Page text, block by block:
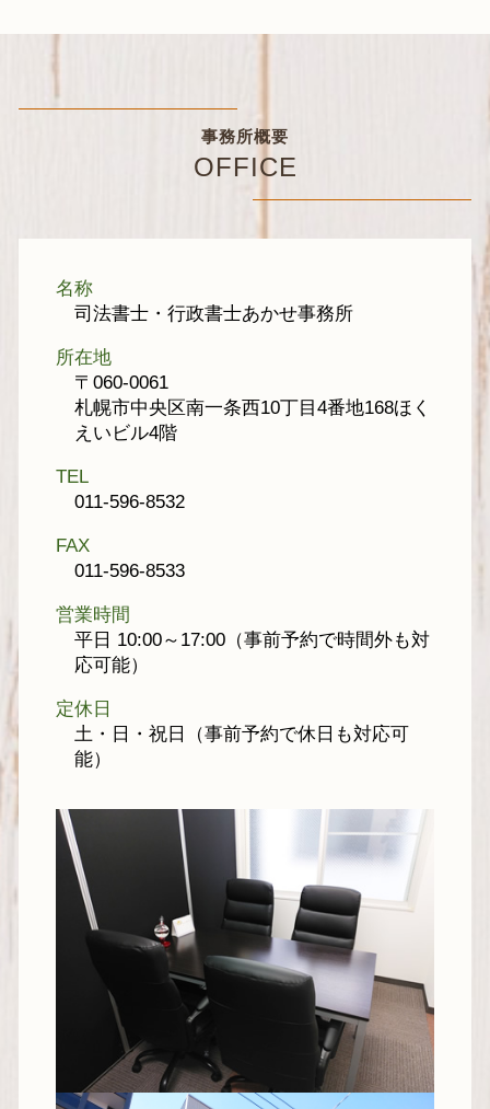
事務所概要
OFFICE
名称
司法書士・行政書士あかせ事務所
所在地
〒060-0061
札幌市中央区南一条西10丁目4番地168ほく
えいビル4階
TEL
011-596-8532
FAX
011-596-8533
営業時間
平日 10:00～17:00（事前予約で時間外も対
応可能）
定休日
土・日・祝日（事前予約で休日も対応可
能）